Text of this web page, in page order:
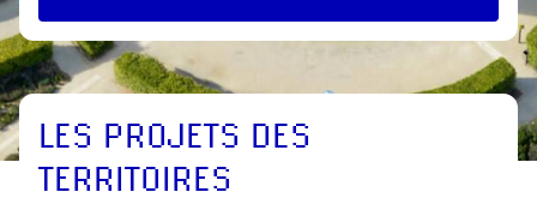
LES PROJETS DES
TERRITOIRES